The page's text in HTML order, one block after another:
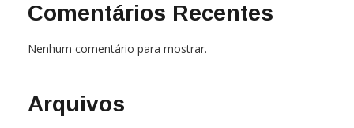
Comentários Recentes
Nenhum comentário para mostrar.
Arquivos